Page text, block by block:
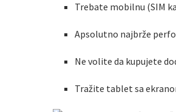
Trebate mobilnu (SIM
Apsolutno najbrže
Ne volite da kupujete
Tražite tablet sa